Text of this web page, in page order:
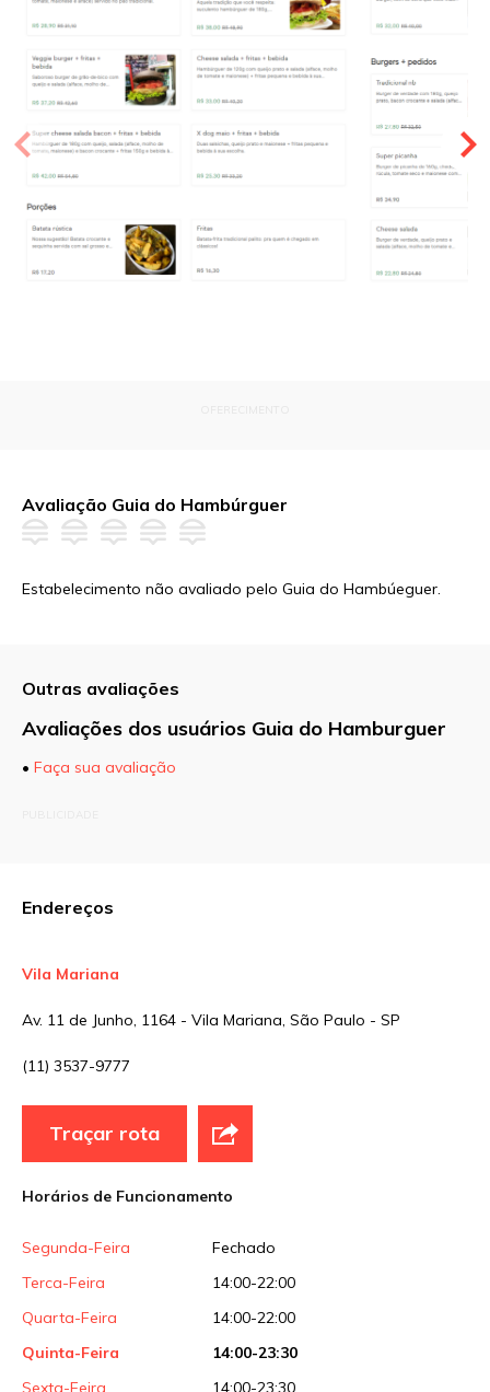
Avaliação Guia do Hambúrguer
Estabelecimento não avaliado pelo Guia do Hambúeguer.
Outras avaliações
Avaliações dos usuários Guia do Hamburguer
• Faça sua avaliação
Endereços
Vila Mariana
Av. 11 de Junho, 1164 - Vila Mariana, São Paulo - SP
(11) 3537-9777
Traçar rota
Horários de Funcionamento
Segunda-Feira
Fechado
Terca-Feira
14:00-22:00
Quarta-Feira
14:00-22:00
Quinta-Feira
14:00-23:30
Sexta-Feira
14:00-23:30